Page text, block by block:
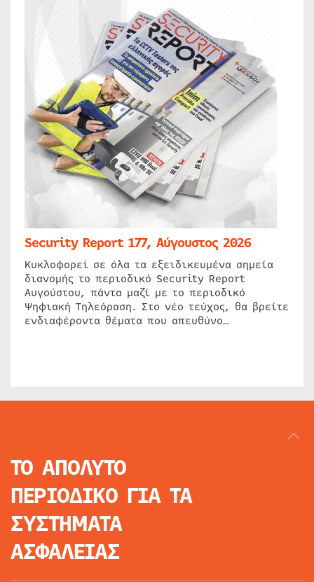
Security Report 177, Αύγουστος 2026
Κυκλοφορεί σε όλα τα εξειδικευμένα σημεία
διανομής το περιοδικό Security Report
Αυγούστου, πάντα μαζί με το περιοδικό
Ψηφιακή Τηλεόραση. Στο νέο τεύχος, θα βρείτε
ενδιαφέροντα θέματα που απευθύνο…
ΤΟ ΑΠΟΛΥΤΟ
ΠΕΡΙΟΔΙΚΟ ΓΙΑ ΤΑ
ΣΥΣΤΗΜΑΤΑ
ΑΣΦΑΛΕΙΑΣ